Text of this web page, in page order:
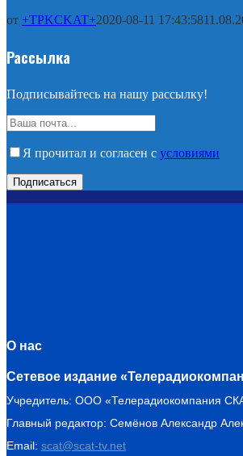
от +TPKCKAT+2020-08-11 17:43:58
Рассылка
Подписывайтесь на нашу рассылку!
Я прочитал и согласен с условиями
О нас
Сетевое издание
Учредитель: ООО «Телерадиокомпания
Главный редактор: Семёнов Александр
Email: scat@scat-tv.net